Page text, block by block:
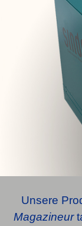
Unsere
Magazineur